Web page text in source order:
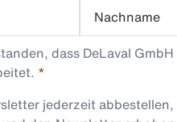
Nachname
dass DeLaval
jederzeit